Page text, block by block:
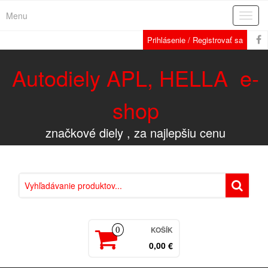
Menu
Prihlásenie / Registrovať sa
Autodiely APL, HELLA e-
shop
značkové diely , za najlepšiu cenu
0 KOŠÍK
0,00 €